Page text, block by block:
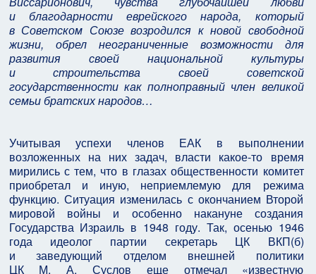
и благодарности еврейского народа, который
в Советском Союзе возродился к новой свободной
жизни, обрел неограниченные возможности для
развития своей национальной культуры
и строительства своей советской
государственности как полноправный член великой
семьи братских народов…
Учитывая успехи членов ЕАК в выполнении
возложенных на них задач, власти какое‑то время
мирились с тем, что в глазах общественности комитет
приобретал и иную, неприемлемую для режима
функцию. Ситуация изменилась с окончанием Второй
мировой войны и особенно накануне создания
Государства Израиль в 1948 году. Так, осенью 1946
года идеолог партии секретарь ЦК ВКП(б)
и заведующий отделом внешней политики
ЦК М. А. Суслов еще отмечал «известную